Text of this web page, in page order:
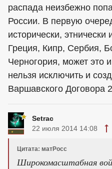
распада неизбежно
России. В первую
исторически, этнически
Греция, Кипр, Сербия,
Черногория, может это
нельзя исключить и
Варшавского Договора
Setrac
22 июля 2014 14:08
Цитата: матРосс
Широкомасштабная